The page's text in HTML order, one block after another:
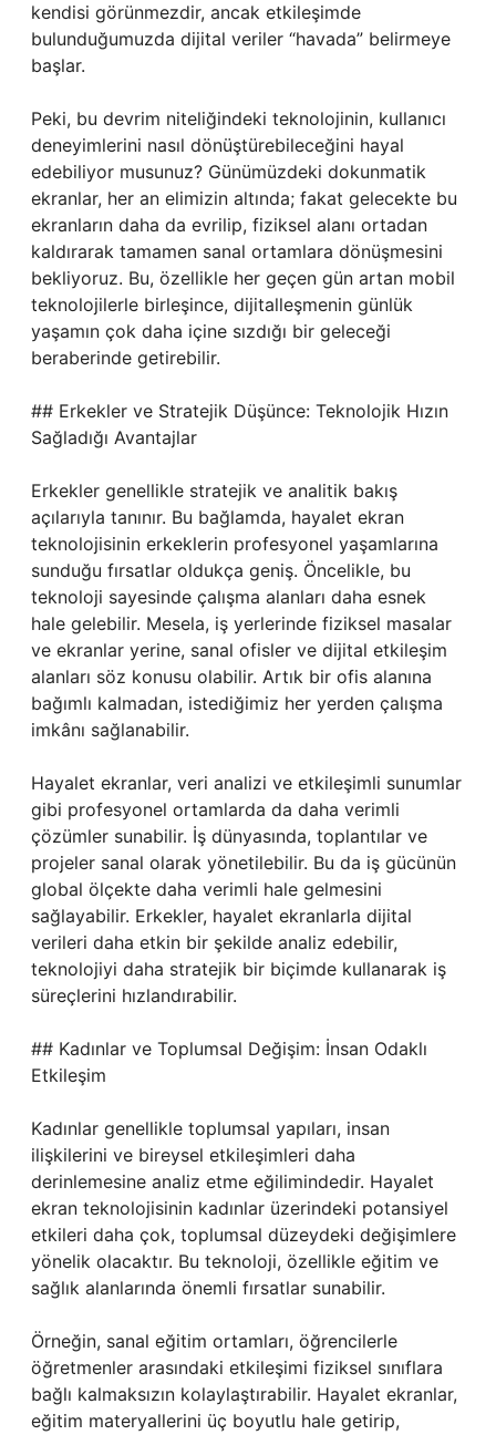
kendisi görünmezdir, ancak etkileşimde
bulunduğumuzda dijital veriler “havada” belirmeye
başlar.
Peki, bu devrim niteliğindeki teknolojinin, kullanıcı
deneyimlerini nasıl dönüştürebileceğini hayal
edebiliyor musunuz? Günümüzdeki dokunmatik
ekranlar, her an elimizin altında; fakat gelecekte bu
ekranların daha da evrilip, fiziksel alanı ortadan
kaldırarak tamamen sanal ortamlara dönüşmesini
bekliyoruz. Bu, özellikle her geçen gün artan mobil
teknolojilerle birleşince, dijitalleşmenin günlük
yaşamın çok daha içine sızdığı bir geleceği
beraberinde getirebilir.
## Erkekler ve Stratejik Düşünce: Teknolojik Hızın
Sağladığı Avantajlar
Erkekler genellikle stratejik ve analitik bakış
açılarıyla tanınır. Bu bağlamda, hayalet ekran
teknolojisinin erkeklerin profesyonel yaşamlarına
sunduğu fırsatlar oldukça geniş. Öncelikle, bu
teknoloji sayesinde çalışma alanları daha esnek
hale gelebilir. Mesela, iş yerlerinde fiziksel masalar
ve ekranlar yerine, sanal ofisler ve dijital etkileşim
alanları söz konusu olabilir. Artık bir ofis alanına
bağımlı kalmadan, istediğimiz her yerden çalışma
imkânı sağlanabilir.
Hayalet ekranlar, veri analizi ve etkileşimli sunumlar
gibi profesyonel ortamlarda da daha verimli
çözümler sunabilir. İş dünyasında, toplantılar ve
projeler sanal olarak yönetilebilir. Bu da iş gücünün
global ölçekte daha verimli hale gelmesini
sağlayabilir. Erkekler, hayalet ekranlarla dijital
verileri daha etkin bir şekilde analiz edebilir,
teknolojiyi daha stratejik bir biçimde kullanarak iş
süreçlerini hızlandırabilir.
## Kadınlar ve Toplumsal Değişim: İnsan Odaklı
Etkileşim
Kadınlar genellikle toplumsal yapıları, insan
ilişkilerini ve bireysel etkileşimleri daha
derinlemesine analiz etme eğilimindedir. Hayalet
ekran teknolojisinin kadınlar üzerindeki potansiyel
etkileri daha çok, toplumsal düzeydeki değişimlere
yönelik olacaktır. Bu teknoloji, özellikle eğitim ve
sağlık alanlarında önemli fırsatlar sunabilir.
Örneğin, sanal eğitim ortamları, öğrencilerle
öğretmenler arasındaki etkileşimi fiziksel sınıflara
bağlı kalmaksızın kolaylaştırabilir. Hayalet ekranlar,
eğitim materyallerini üç boyutlu hale getirip,